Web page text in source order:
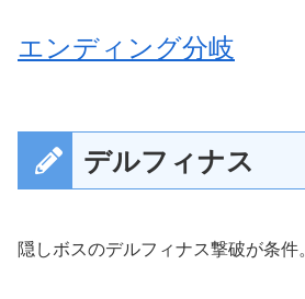
エンディング分岐
デルフィナス
隠しボスのデルフィナス撃破が条件。